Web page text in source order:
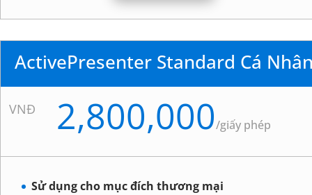
ActivePresenter Standard Cá
VNĐ 2,800,000/giấy phép
Sử dụng cho mục đích thương mại